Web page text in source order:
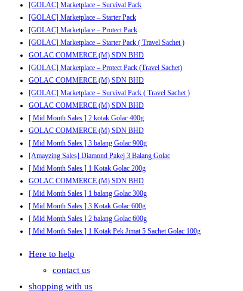
[GOLAC] Marketplace – Survival Pack
[GOLAC] Marketplace – Starter Pack
[GOLAC] Marketplace – Protect Pack
[GOLAC] Marketplace – Starter Pack ( Travel Sachet )
GOLAC COMMERCE (M) SDN BHD
[GOLAC] Marketplace – Protect Pack (Travel Sachet)
GOLAC COMMERCE (M) SDN BHD
[GOLAC] Marketplace – Survival Pack ( Travel Sachet )
GOLAC COMMERCE (M) SDN BHD
[ Mid Month Sales ] 2 kotak Golac 400g
GOLAC COMMERCE (M) SDN BHD
[ Mid Month Sales ] 3 balang Golac 900g
[Amayzing Sales] Diamond Pakej 3 Balang Golac
[ Mid Month Sales ] 1 Kotak Golac 200g
GOLAC COMMERCE (M) SDN BHD
[ Mid Month Sales ] 1 balang Golac 300g
[ Mid Month Sales ] 3 Kotak Golac 600g
[ Mid Month Sales ] 2 balang Golac 600g
[ Mid Month Sales ] 1 Kotak Pek Jimat 5 Sachet Golac 100g
Here to help
contact us
shopping with us